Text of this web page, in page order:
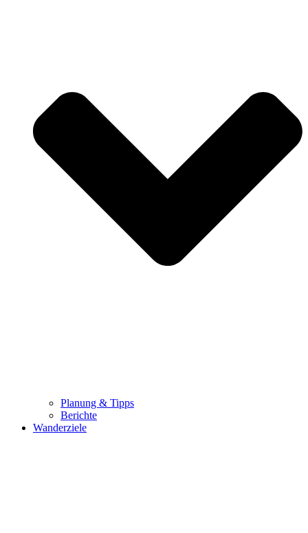
Planung & Tipps
Berichte
Wanderziele